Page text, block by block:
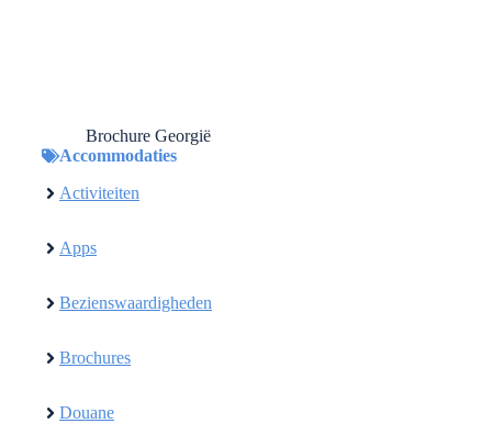
Brochure Georgië
Accommodaties
Activiteiten
Apps
Bezienswaardigheden
Brochures
Douane